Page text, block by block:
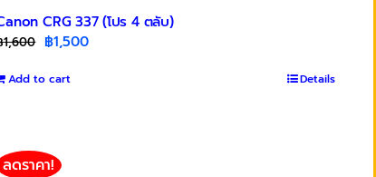
CRG 337 (โปร 4 ตลับ)
1,600 Original
was:
฿1,500Current
Add to cart Details
ลดราคา!